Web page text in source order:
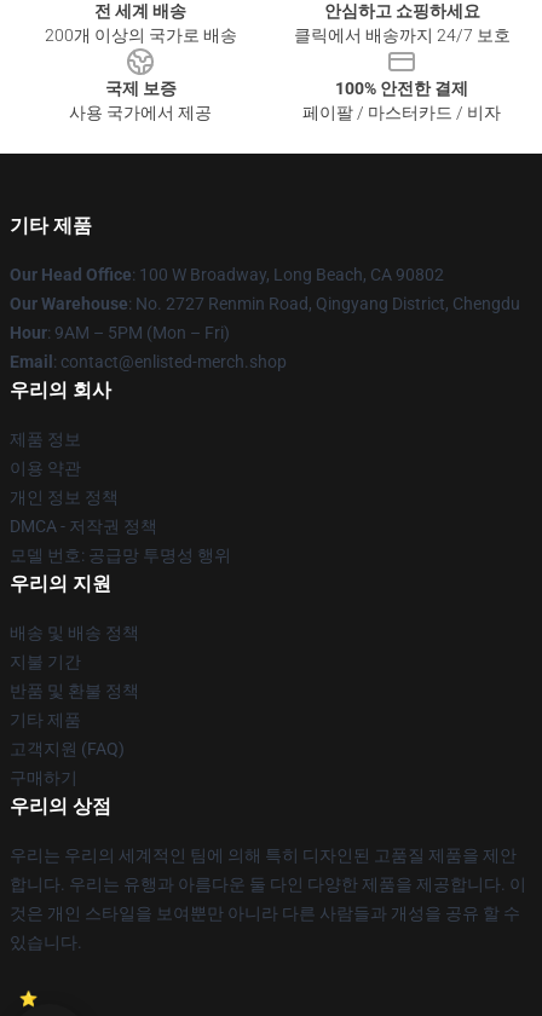
전 세계 배송
200개 이상의 국가로 배송
안심하고 쇼핑하세요
클릭에서 배송까지 24/7 보호
국제 보증
사용 국가에서 제공
100% 안전한 결제
페이팔 / 마스터카드 / 비자
기타 제품
Our Head Office: 100 W Broadway, Long Beach, CA 90802
Our Warehouse: No. 2727 Renmin Road, Qingyang District, Chengdu
Hour: 9AM – 5PM (Mon – Fri)
Email : contact@enlisted-merch.shop
우리의 회사
제품 정보
이용 약관
개인 정보 정책
DMCA - 저작권 정책
모델 번호: 공급망 투명성 행위
우리의 지원
배송 및 배송 정책
지불 기간
반품 및 환불 정책
기타 제품
고객지원 (FAQ)
구매하기
우리의 상점
우리는 우리의 세계적인 팀에 의해 특히 디자인된 고품질 제품을 제안
합니다. 우리는 유행과 아름다운 둘 다인 다양한 제품을 제공합니다. 이
것은 개인 스타일을 보여뿐만 아니라 다른 사람들과 개성을 공유 할 수
있습니다.